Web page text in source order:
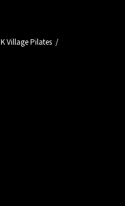
K Village Pilates